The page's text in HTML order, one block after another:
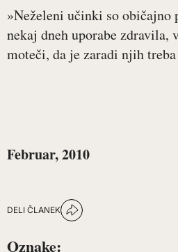
»Neželeni učinki so
nekaj dneh uporabe zdravila,
moteči, da je zaradi njih
Februar, 2010
DELI ČLANEK
Oznake: